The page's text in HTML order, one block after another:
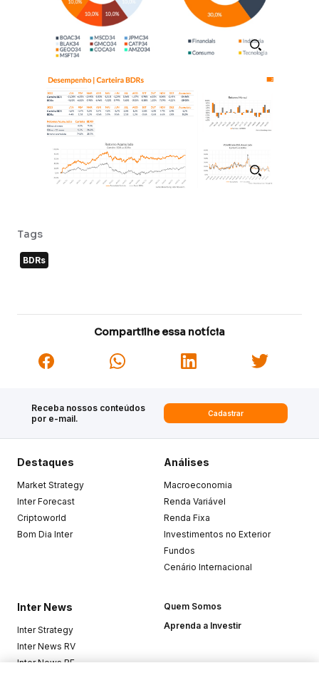
Tags
BDRs
Compartilhe essa notícia
Receba nossos conteúdos
por e-mail.
Cadastrar
Destaques
Market Strategy
Inter Forecast
Criptoworld
Bom Dia Inter
Análises
Macroeconomia
Renda Variável
Renda Fixa
Investimentos no Exterior
Fundos
Cenário Internacional
Inter News
Inter Strategy
Inter News RV
Inter News RF
Quem Somos
Aprenda a Investir